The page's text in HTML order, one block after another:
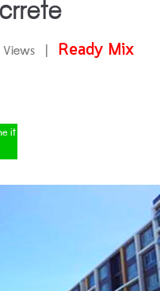
Views
Ready Mix